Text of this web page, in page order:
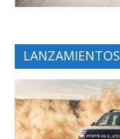
LANZAMIENTOS